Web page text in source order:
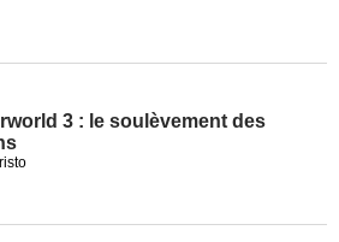
3 : le soulèvement des